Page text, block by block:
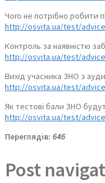
Чого не потрібно робити
http://osvita.ua/test/
Контроль за наявністю
http://osvita.ua/test/
Вихід учасника ЗНО з
http://osvita.ua/test/
Як тестові бали ЗНО
http://osvita.ua/test/
Переглядів: 646
Post